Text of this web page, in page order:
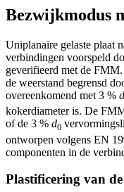
Bezwijkmodus
Uniplanaire gelaste plaat
verbindingen voorspeld
geverifieerd met de
de weerstand begrensd
overeenkomend met 3 % d
kokerdiameter is. De
of de 3 % d0
ontworpen volgens EN
componenten in de
Plastificering van